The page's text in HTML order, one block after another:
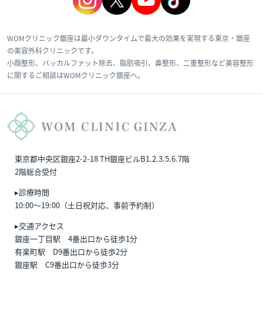
WOMクリニック銀座は最小ダウンタイムで最大の効果を実現する東京・銀座
の美容外科クリニックです。
小顔整形、バッカルファット除去、脂肪吸引、鼻整形、二重整形など美容整形
に関するご相談はWOMクリニック銀座へ。
東京都中央区銀座2-2-18 TH銀座ビルB1.2.3.5.6.7階
2階総合受付
▸診療時間
10:00〜19:00（土日祝対応、事前予約制）
▸交通アクセス
銀座一丁目駅 4番出口から徒歩1分
有楽町駅 D9番出口から徒歩2分
銀座駅 C9番出口から徒歩3分